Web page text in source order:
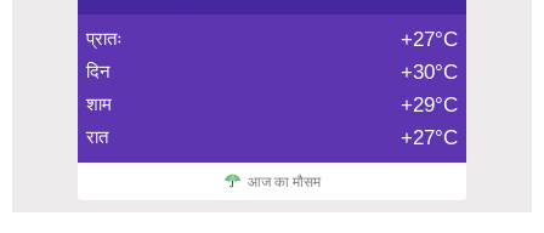
प्रातः +27°C
दिन +30°C
शाम +29°C
रात +27°C
आज का मौसम